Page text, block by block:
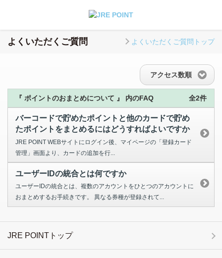
よくいただくご質問 よくいただくご質問トップ
アクセス数順
『 ポイントのおまとめについて 』 内のFAQ 全2件
バーコードで貯めたポイントと他のカードで貯め
たポイントをまとめるにはどうすればよいですか
JRE POINT WEBサイトにログイン後、マイページの「登録カード
管理」画面より、カードの追加を行...
ユーザーIDの統合とは何ですか
ユーザーIDの統合とは、複数のアカウントをひとつのアカウントに
おまとめするお手続きです。 異なる券種が登録されて...
JRE POINTトップ